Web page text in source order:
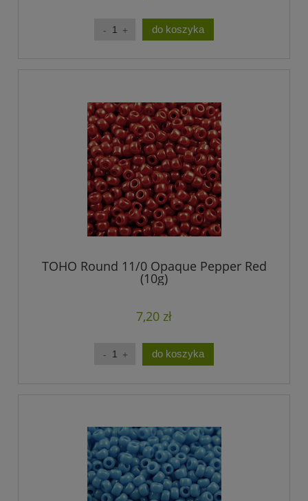
do koszyka
TOHO Round 11/0 Opaque Pepper Red
(10g)
7,20 zł
do koszyka